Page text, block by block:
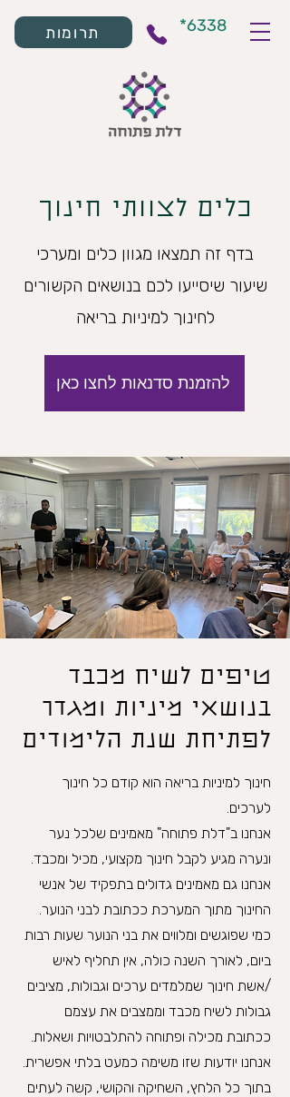
*6338 תרומות
כלים לצוותי חינוך
בדף זה תמצאו מגוון כלים ומערכי
שיעור שיסייעו לכם בנושאים הקשורים
לחינוך למיניות בריאה
להזמנת סדנאות לחצו כאן
טיפים לשיח מכבד
בנושאי מיניות ומגדר
לפתיחת שנת הלימודים
חינוך למיניות בריאה הוא קודם כל חינוך
לערכים.
אנחנו ב"דלת פתוחה" מאמינים שלכל נער
ונערה מגיע לקבל חינוך מקצועי, מכיל ומכבד.
אנחנו גם מאמינים גדולים בתפקיד של אנשי
החינוך מתוך המערכת ככתובת לבני הנוער.
כמי שפוגשים ומלווים את בני הנוער שעות רבות
ביום, לאורך השנה כולה, אין תחליף לאיש
/אשת חינוך שמלמדים ערכים וגבולות, מציבים
גבולות לשיח מכבד וממצבים את עצמם
ככתובת מכילה ופתוחה להתלבטויות ושאלות.
אנחנו יודעות שזו משימה כמעט בלתי אפשרית.
בתוך כל הלחץ, השחיקה והקושי, קשה לעתים